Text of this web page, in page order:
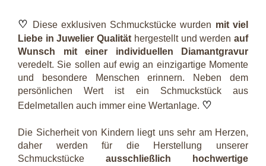
♡ Diese exklusiven Schmuckstücke wurden mit viel
Liebe in Juwelier Qualität hergestellt und werdenauf
Wunsch mit einer individuellen Diamantgravur
veredelt. Sie sollen auf ewig an einzigartige Momente
und besondere Menschen erinnern. Neben dem
persönlichen Wert ist ein Schmuckstück aus
Edelmetallen auch immer eine Wertanlage. ♡
Die Sicherheit von Kindern liegt uns sehr am Herzen,
daher werden für die Herstellung unserer
Schmuckstücke ausschließlich hochwertige